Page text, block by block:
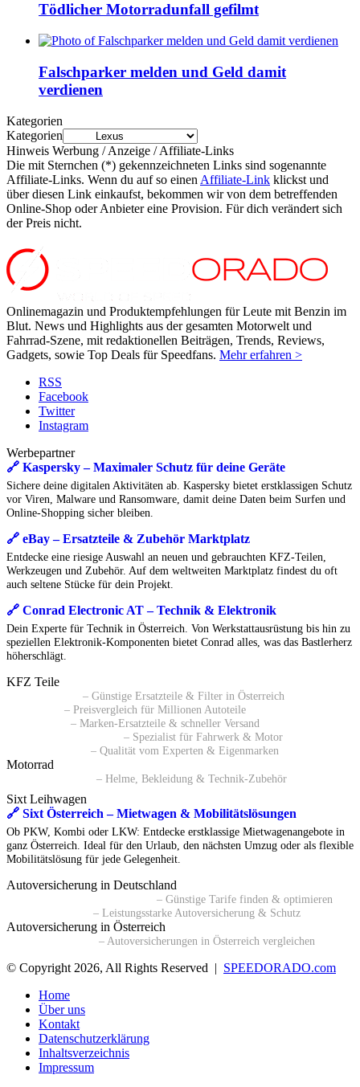
Tödlicher Motorradunfall gefilmt
Falschparker melden und Geld damit
verdienen
Kategorien
Kategorien
Hinweis Werbung / Anzeige / Affiliate-Links
Die mit Sternchen (*) gekennzeichneten Links sind sogenannte
Affiliate-Links. Wenn du auf so einen Affiliate-Link klickst und
über diesen Link einkaufst, bekommen wir von dem betreffenden
Online-Shop oder Anbieter eine Provision. Für dich verändert sich
der Preis nicht.
Onlinemagazin und Produktempfehlungen für Leute mit Benzin im
Blut. News und Highlights aus der gesamten Motorwelt und
Fahrrad-Szene, mit redaktionellen Beiträgen, Trends, Reviews,
Gadgets, sowie Top Deals für Speedfans. Mehr erfahren >
RSS
Facebook
Twitter
Instagram
Werbepartner
🔗 Kaspersky – Maximaler Schutz für deine Geräte
Sichere deine digitalen Aktivitäten ab. Kaspersky bietet erstklassigen Schutz
vor Viren, Malware und Ransomware, damit deine Daten beim Surfen und
Online-Shopping sicher bleiben.
🔗 eBay – Ersatzteile & Zubehör Marktplatz
Entdecke eine riesige Auswahl an neuen und gebrauchten KFZ-Teilen,
Werkzeugen und Zubehör. Auf dem weltweiten Marktplatz findest du oft
auch seltene Stücke für dein Projekt.
🔗 Conrad Electronic AT – Technik & Elektronik
Dein Experte für Technik in Österreich. Von Werkstattausrüstung bis hin zu
speziellen Elektronik-Komponenten bietet Conrad alles, was das Bastlerherz
höherschlägt.
KFZ Teile
– Günstige Ersatzteile & Filter in Österreich
– Preisvergleich für Millionen Autoteile
– Marken-Ersatzteile & schneller Versand
– Spezialist für Fahrwerk & Motor
– Qualität vom Experten & Eigenmarken
Motorrad
– Helme, Bekleidung & Technik-Zubehör
Sixt Leihwagen
🔗 Sixt Österreich – Mietwagen & Mobilitätslösungen
Ob PKW, Kombi oder LKW: Entdecke erstklassige Mietwagenangebote in
ganz Österreich. Ideal für den Urlaub, den nächsten Umzug oder als flexible
Mobilitätslösung für jede Gelegenheit.
Autoversicherung in Deutschland
– Günstige Tarife finden & optimieren
– Leistungsstarke Autoversicherung & Schutz
Autoversicherung in Österreich
– Autoversicherungen in Österreich vergleichen
© Copyright 2026, All Rights Reserved | SPEEDORADO.com
Home
Über uns
Kontakt
Datenschutzerklärung
Inhaltsverzeichnis
Impressum